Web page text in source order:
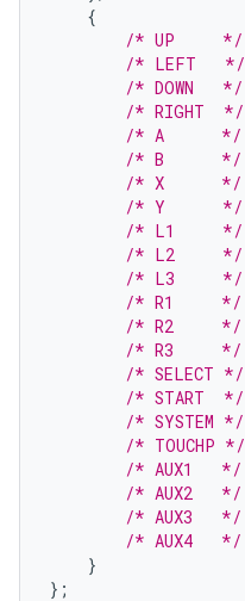
{
/* UP     */
/* LEFT   */
/* DOWN   */
/* RIGHT  */
/* A      */
/* B      */
/* X      */
/* Y      */
/* L1     */
/* L2     */
/* L3     */
/* R1     */
/* R2     */
/* R3     */
/* SELECT */
/* START  */
/* SYSTEM */
/* TOUCHP */
/* AUX1   */
/* AUX2   */
/* AUX3   */
/* AUX4   */
}
};